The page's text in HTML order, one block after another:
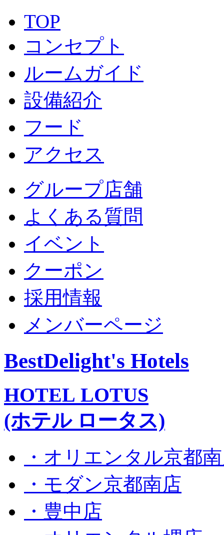
TOP
コンセプト
ルームガイド
設備紹介
フード
アクセス
グループ店舗
よくある質問
イベント
クーポン
採用情報
メンバーページ
BestDelight's Hotels
HOTEL LOTUS
(ホテル ロータス)
・オリエンタル京都
・モダン京都南店
・豊中店